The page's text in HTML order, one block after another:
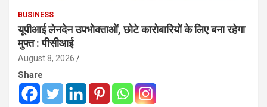
BUSINESS
यूपीआई लेनदेन उपभोक्ताओं, छोटे कारोबारियों के लिए बना रहेगा
मुफ्त : पीसीआई
August 8, 2026
Share